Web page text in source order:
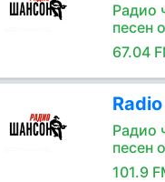
Радио
песен
67.04
Радио
песен
101.9